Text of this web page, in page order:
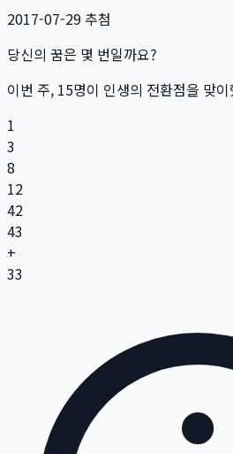
2017-07-29 추첨
당신의 꿈은 몇 번일까요?
이번 주, 15명이 인생의 전환점을 맞
1
3
8
12
42
43
+
33